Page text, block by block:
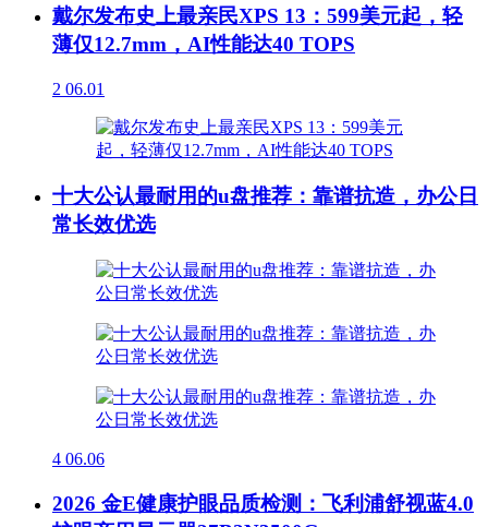
戴尔发布史上最亲民XPS 13：599美元起，轻
薄仅12.7mm，AI性能达40 TOPS
2 06.01
十大公认最耐用的u盘推荐：靠谱抗造，办公日
常长效优选
4 06.06
2026 金E健康护眼品质检测：飞利浦舒视蓝4.0